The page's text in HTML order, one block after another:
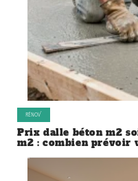
RÉNOV’
Prix dalle béton m2
m2 : combien prévoir